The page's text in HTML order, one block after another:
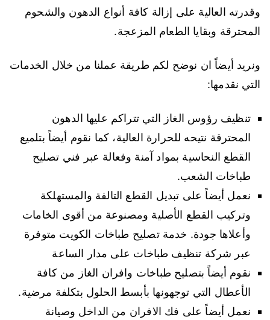
وقدرته العالية على إزالة كافة أنواع الدهون والشحوم
المحترقة وبقايا الطعام المزعجة.
ونريد أيضاً ان نوضح لكم طريقة عملنا من خلال الخدمات
التي نقدمها:
تنظيف رؤوس الغاز التي تتراكم عليها الدهون
المحترقة نتيحه للحرارة العالية، كما نقوم أيضاً بتلميع
القطع النحاسية بمواد آمنة وفعالة عبر فني تصليح
طباخات الشعب.
نعمل أيضاً على تبديل القطع التالفة والمستهلكة
وتركيب القطع الأصلية ومصنوعة من أقوى الخامات
وأعلاها جودة. خدمة تصليح طباخات الكويت متوفرة
عبر شركة تنظيف طباخات على مدار الساعة
نقوم أيضاً بتصليح طباخات وافران الغاز من كافة
الأعطال التي توجهونها بأبسط الحلول بتكلفة مرضية.
نعمل أيضاً على فك الافران من الداخل وصيانة